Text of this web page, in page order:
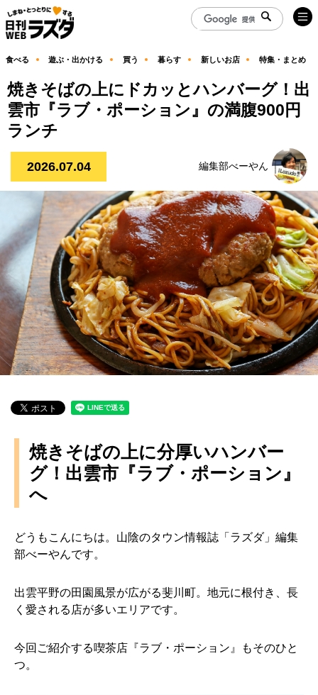
食べる 遊ぶ・出かける 買う 暮らす 新しいお店 特集・まとめ
焼きそばの上にドカッとハンバーグ！出
雲市『ラブ・ポーション』の満腹900円
ランチ
2026.07.04 編集部べーやん
焼きそばの上に分厚いハンバー
グ！出雲市『ラブ・ポーション』
へ
どうもこんにちは。山陰のタウン情報誌「ラズダ」編集
部べーやんです。
出雲平野の田園風景が広がる斐川町。地元に根付き、長
く愛される店が多いエリアです。
今回ご紹介する喫茶店『ラブ・ポーション』もそのひと
つ。